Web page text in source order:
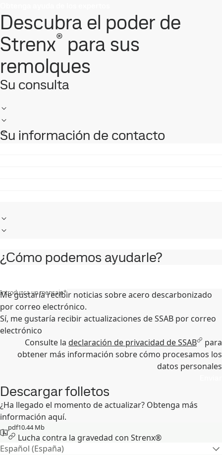
Descubra el poder de
Strenx® para sus
remolques
Su consulta
Su información de contacto
¿Cómo podemos ayudarle?
Introduzca un mensaje*
Me gustaría recibir noticias sobre acero descarbonizado
por correo electrónico.
Sí, me gustaría recibir actualizaciones de SSAB por correo
electrónico
Consulte la declaración de privacidad de SSAB
para
obtener más información sobre cómo procesamos los
datos personales
Descargar folletos
¿Ha llegado el momento de actualizar? Obtenga más
información aquí.
pdf10.44 Mb
Lucha contra la gravedad con Strenx®
Español (España)